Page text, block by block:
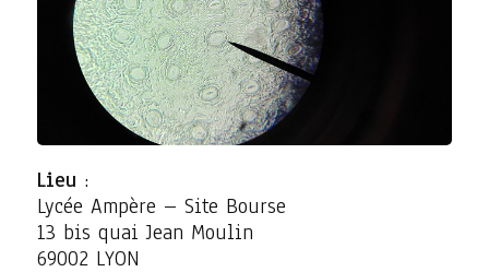
Lieu :
Lycée Ampère – Site Bourse
13 bis quai Jean Moulin
69002 LYON